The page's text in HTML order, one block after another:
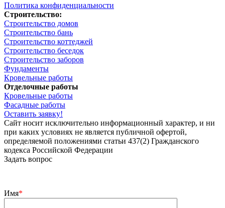
Политика конфиденциальности
Строительство:
Строительство домов
Строительство бань
Строительство коттеджей
Строительство беседок
Строительство заборов
Фундаменты
Кровельные работы
Отделочные работы
Кровельные работы
Фасадные работы
Оставить заявку!
Сайт носит исключительно информационный характер, и ни
при каких условиях не является публичной офертой,
определяемой положениями статьи 437(2) Гражданского
кодекса Российской Федерации
Задать вопрос
Имя*